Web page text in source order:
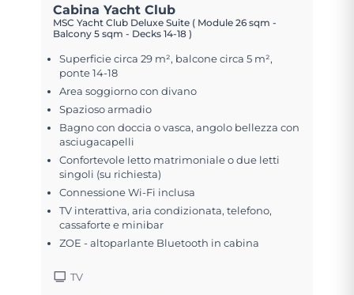
Cabina Yacht Club
MSC Yacht Club Deluxe Suite ( Module 26 sqm -
Balcony 5 sqm - Decks 14-18 )
Superficie circa 29 m², balcone circa 5 m²,
ponte 14-18
Area soggiorno con divano
Spazioso armadio
Bagno con doccia o vasca, angolo bellezza con
asciugacapelli
Confortevole letto matrimoniale o due letti
singoli (su richiesta)
Connessione Wi-Fi inclusa
TV interattiva, aria condizionata, telefono,
cassaforte e minibar
ZOE - altoparlante Bluetooth in cabina
TV